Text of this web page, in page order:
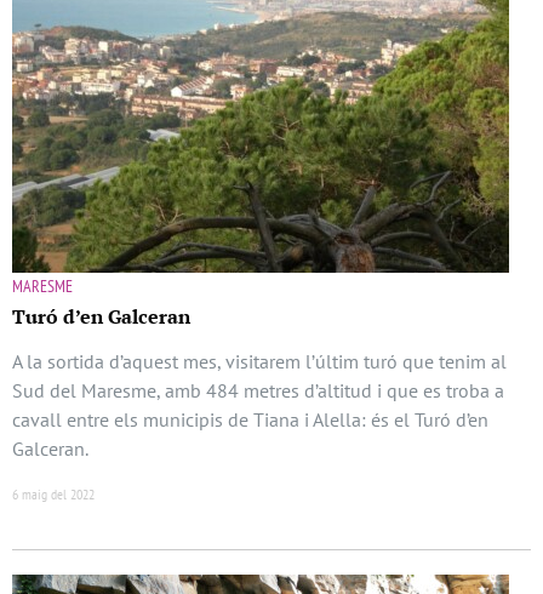
MARESME
Turó d’en Galceran
A la sortida d’aquest mes, visitarem l’últim turó que tenim al
Sud del Maresme, amb 484 metres d’altitud i que es troba a
cavall entre els municipis de Tiana i Alella: és el Turó d’en
Galceran.
6 maig del 2022